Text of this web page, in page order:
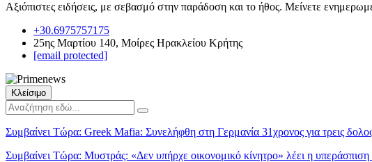
Αξιόπιστες ειδήσεις, με σεβασμό στην παράδοση και το ήθος. Μείνετε
+30.6975757175
25ης Μαρτίου 140, Μοίρες Ηρακλείου Κρήτης
[email protected]
Κλείσιμο
Συμβαίνει Τώρα: Greek Mafia: Συνελήφθη στη Γερμανία 31χρονος για τρεις
Συμβαίνει Τώρα: Μυστράς: «Δεν υπήρχε οικονομικό κίνητρο» λέει η